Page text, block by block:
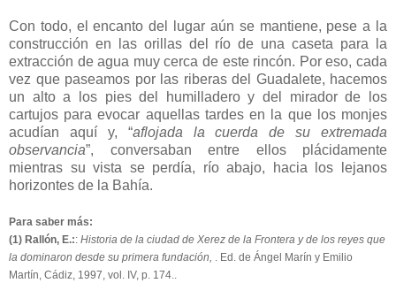
Con todo, el encanto del lugar aún se mantiene, pese a la
construcción en las orillas del río de una caseta para la
extracción de agua muy cerca de este rincón. Por eso, cada
vez que paseamos por las riberas del Guadalete, hacemos
un alto a los pies del humilladero y del mirador de los
cartujos para evocar aquellas tardes en la que los monjes
acudían aquí y, “aflojada la cuerda de su extremada
observancia”, conversaban entre ellos plácidamente
mientras su vista se perdía, río abajo, hacia los lejanos
horizontes de la Bahía.
Para saber más:
(1) Rallón, E.:: Historia de la ciudad de Xerez de la Frontera y de los reyes que
la dominaron desde su primera fundación, . Ed. de Ángel Marín y Emilio
Martín, Cádiz, 1997, vol. IV, p. 174..